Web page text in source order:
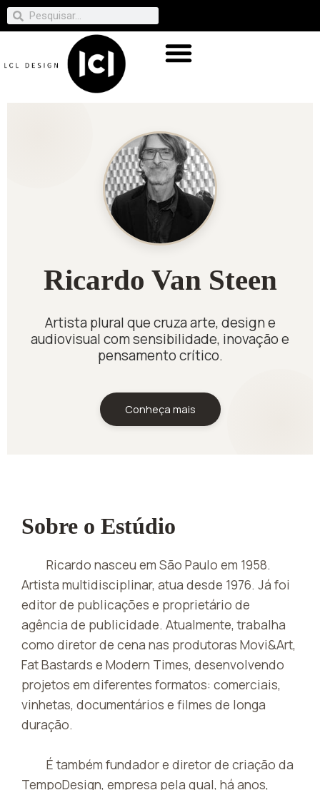
Ricardo Van Steen
Artista plural que cruza arte, design e
audiovisual com sensibilidade, inovação e
pensamento crítico.
Conheça mais
Sobre o Estúdio
Ricardo nasceu em São Paulo em 1958.
Artista multidisciplinar, atua desde 1976. Já foi
editor de publicações e proprietário de
agência de publicidade. Atualmente, trabalha
como diretor de cena nas produtoras Movi&Art,
Fat Bastards e Modern Times, desenvolvendo
projetos em diferentes formatos: comerciais,
vinhetas, documentários e filmes de longa
duração.
É também fundador e diretor de criação da
TempoDesign, empresa pela qual, há anos,